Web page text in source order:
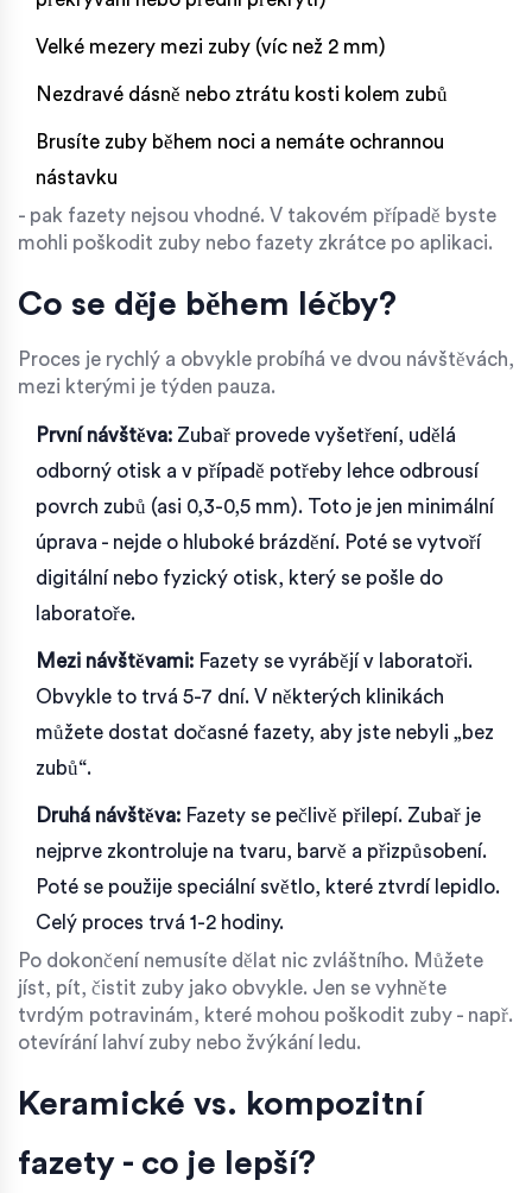
Velké mezery mezi zuby (víc než 2 mm)
Nezdravé dásně nebo ztrátu kosti kolem zubů
Brusíte zuby během noci a nemáte ochrannou
nástavku
- pak fazety nejsou vhodné. V takovém případě byste
mohli poškodit zuby nebo fazety zkrátce po aplikaci.
Co se děje během léčby?
Proces je rychlý a obvykle probíhá ve dvou návštěvách,
mezi kterými je týden pauza.
První návštěva: Zubař provede vyšetření, udělá
odborný otisk a v případě potřeby lehce odbrousí
povrch zubů (asi 0,3-0,5 mm). Toto je jen minimální
úprava - nejde o hluboké brázdění. Poté se vytvoří
digitální nebo fyzický otisk, který se pošle do
laboratoře.
Mezi návštěvami: Fazety se vyrábějí v laboratoři.
Obvykle to trvá 5-7 dní. V některých klinikách
můžete dostat dočasné fazety, aby jste nebyli „bez
zubů“.
Druhá návštěva: Fazety se pečlivě přilepí. Zubař je
nejprve zkontroluje na tvaru, barvě a přizpůsobení.
Poté se použije speciální světlo, které ztvrdí lepidlo.
Celý proces trvá 1-2 hodiny.
Po dokončení nemusíte dělat nic zvláštního. Můžete
jíst, pít, čistit zuby jako obvykle. Jen se vyhněte
tvrdým potravinám, které mohou poškodit zuby - např.
otevírání lahví zuby nebo žvýkání ledu.
Keramické vs. kompozitní
fazety - co je lepší?